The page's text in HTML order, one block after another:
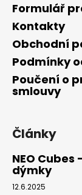
Formulář
Kontakty
Obchodní
Podmínky
Poučení o
smlouvy
Články
NEO
dýmky
12.6.2025